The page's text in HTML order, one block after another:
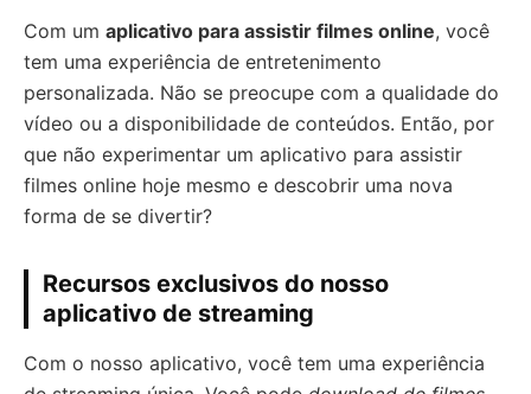
Com um aplicativo para assistir filmes online, você
tem uma experiência de entretenimento
personalizada. Não se preocupe com a qualidade do
vídeo ou a disponibilidade de conteúdos. Então, por
que não experimentar um aplicativo para assistir
filmes online hoje mesmo e descobrir uma nova
forma de se divertir?
Recursos exclusivos do nosso
aplicativo de streaming
Com o nosso aplicativo, você tem uma experiência